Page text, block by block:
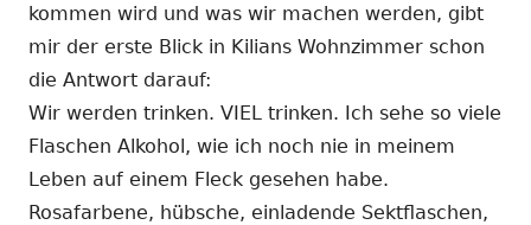
kommen wird und was wir machen werden, gibt
mir der erste Blick in Kilians Wohnzimmer schon
die Antwort darauf:
Wir werden trinken. VIEL trinken. Ich sehe so viele
Flaschen Alkohol, wie ich noch nie in meinem
Leben auf einem Fleck gesehen habe.
Rosafarbene, hübsche, einladende Sektflaschen,